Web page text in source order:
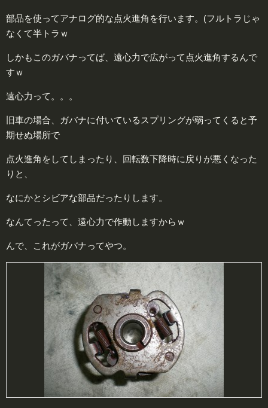
部品を使ってアナログ的な点火進角を行います。(フルトラじゃ
なくて半トラｗ
しかもこのガバナってば、遠心力で広がって点火進角するんで
すｗ
遠心力って。。。
旧車の場合、ガバナに付いているスプリングが弱ってくると予
期せぬ場所で
点火進角をしてしまったり、回転数下降時に戻りが悪くなった
りと、
なにかとシビアな部品だったりします。
なんてったって、遠心力で作動しますからｗ
んで、これがガバナってやつ。